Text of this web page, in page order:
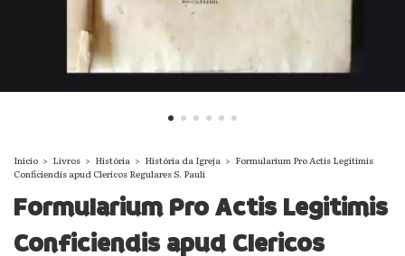
Início > Livros > História > História da Igreja > Formularium Pro Actis Legitimis
Conficiendis apud Clericos Regulares S. Pauli
Formularium Pro Actis Legitimis
Conficiendis apud Clericos